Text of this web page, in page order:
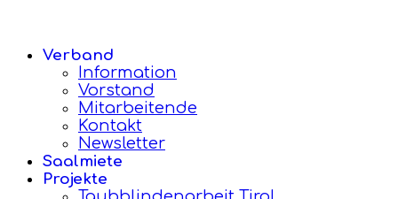
Verband
Information
Vorstand
Mitarbeitende
Kontakt
Newsletter
Saalmiete
Projekte